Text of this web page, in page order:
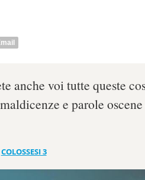
anche voi tutte queste
e parole
COLOSSESI 3